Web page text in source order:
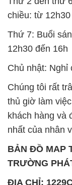
Chủ nhật:
thủ giờ làm
khách hàng và
nhất của nhân
BẢN ĐỒ MAP
TRƯỜNG
ĐỊA CHỈ:
Đông B, Quận
Minh